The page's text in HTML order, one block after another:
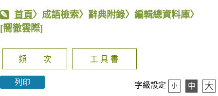
首頁〉成語檢索〉辭典附錄〉編輯總資料庫〉
[嚮徹雲際]
頻 次 工 具 書
列印 字級設定 小 中 大